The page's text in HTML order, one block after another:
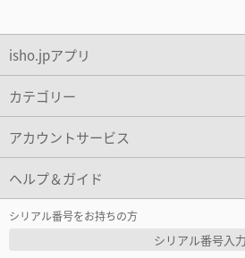
isho.jpアプリ
カテゴリー
アカウントサービス
ヘルプ＆ガイド
シリアル番号をお持ちの方
シリアル番号入力